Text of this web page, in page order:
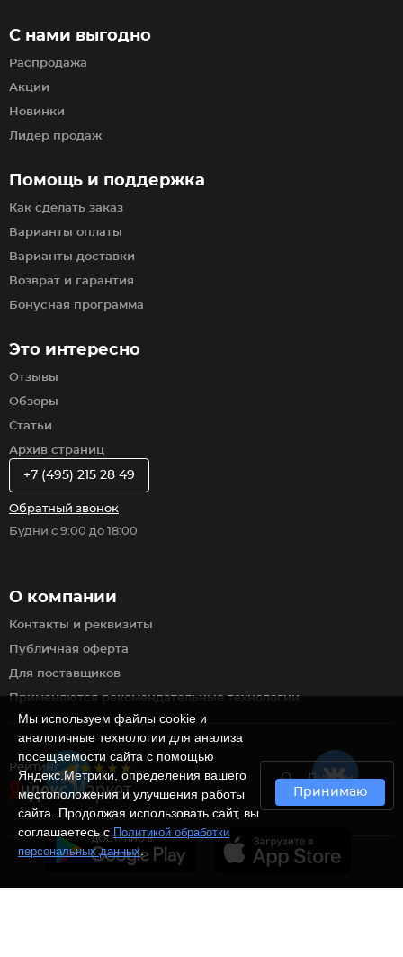
Рейтинг
Пункты
самовывоза
Помощь и поддержка
Как сделать заказ
Варианты оплаты
Варианты доставки
Возврат и гарантия
Бонусная программа
С нами выгодно
Распродажа
Акции
Новинки
Лидер продаж
Это интересно
Отзывы
Обзоры
Статьи
Архив страниц
О компании
Контакты и реквизиты
Публичная оферта
Для поставщиков
Применяются рекомендательные технологии
+7 (495) 215 28 49
Обратный звонок
Будни с 9:00 до 18:00
Мы используем файлы cookie и
аналогичные технологии для анализа
посещаемости сайта с помощью
Яндекс.Метрики, определения вашего
местоположения и улучшения работы
сайта. Продолжая использовать сайт, вы
соглашаетесь с Политикой обработки
персональных данных.
Принимаю